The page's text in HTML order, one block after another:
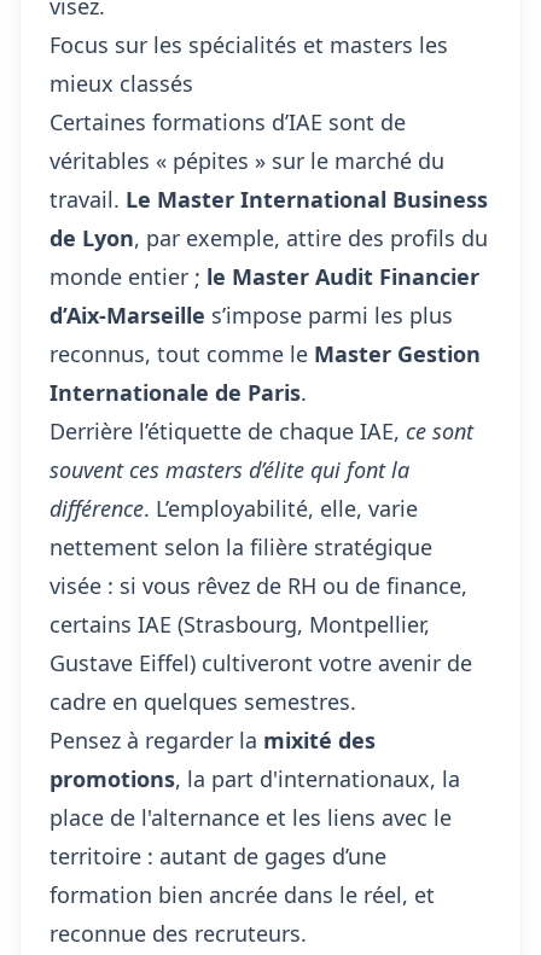
visez.
Focus sur les spécialités et masters les
mieux classés
Certaines formations d’IAE sont de
véritables « pépites » sur le marché du
travail. Le Master International Business
de Lyon, par exemple, attire des profils du
monde entier ; le Master Audit Financier
d’Aix-Marseille s’impose parmi les plus
reconnus, tout comme le Master Gestion
Internationale de Paris.
Derrière l’étiquette de chaque IAE, ce sont
souvent ces masters d’élite qui font la
différence. L’employabilité, elle, varie
nettement selon la filière stratégique
visée : si vous rêvez de RH ou de finance,
certains IAE (Strasbourg, Montpellier,
Gustave Eiffel) cultiveront votre avenir de
cadre en quelques semestres.
Pensez à regarder la mixité des
promotions, la part d'internationaux, la
place de l'alternance et les liens avec le
territoire : autant de gages d’une
formation bien ancrée dans le réel, et
reconnue des recruteurs.